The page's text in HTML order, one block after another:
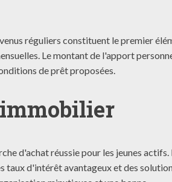
réguliers constituent le premier
Le montant de l'apport
de prêt proposées.
d'achat réussie pour les jeunes actifs.
taux d'intérêt avantageux et des